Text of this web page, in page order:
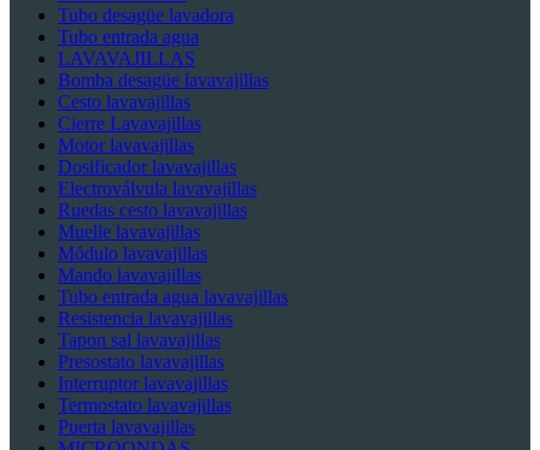
Tubo desagüe lavadora
Tubo entrada agua
LAVAVAJILLAS
Bomba desagüe lavavajillas
Cesto lavavajillas
Cierre Lavavajillas
Motor lavavajillas
Dosificador lavavajillas
Electroválvula lavavajillas
Ruedas cesto lavavajillas
Muelle lavavajillas
Módulo lavavajillas
Mando lavavajillas
Tubo entrada agua lavavajillas
Resistencia lavavajillas
Tapon sal lavavajillas
Presostato lavavajillas
Interruptor lavavajillas
Termostato lavavajillas
Puerta lavavajillas